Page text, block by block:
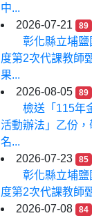
中...
2026-07-21
89
彰化縣立埔
度第2次代課教師
果...
2026-08-05
89
檢送「115年
活動辦法」乙份
名...
2026-07-23
85
彰化縣立埔
度第2次代課教師
2026-07-08
84